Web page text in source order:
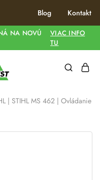
Blog Kontakt
NA NOVÚ
VIAC INFO
TU
| STIHL MS 462 | Ovládanie